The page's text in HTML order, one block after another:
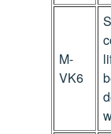
M-
VK6